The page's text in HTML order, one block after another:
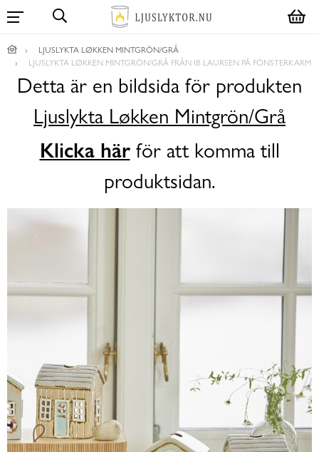
LJUSLYKTA LØKKEN MINTGRÖN/GRÅ
LJUSLYKTA LØKKEN MINTGRÖN/GRÅ FRÅN IB LAURSEN PÅ FÖNSTERKARM
Detta är en bildsida för produkten
Ljuslykta Løkken Mintgrön/Grå
Klicka härför att komma till
produktsidan.